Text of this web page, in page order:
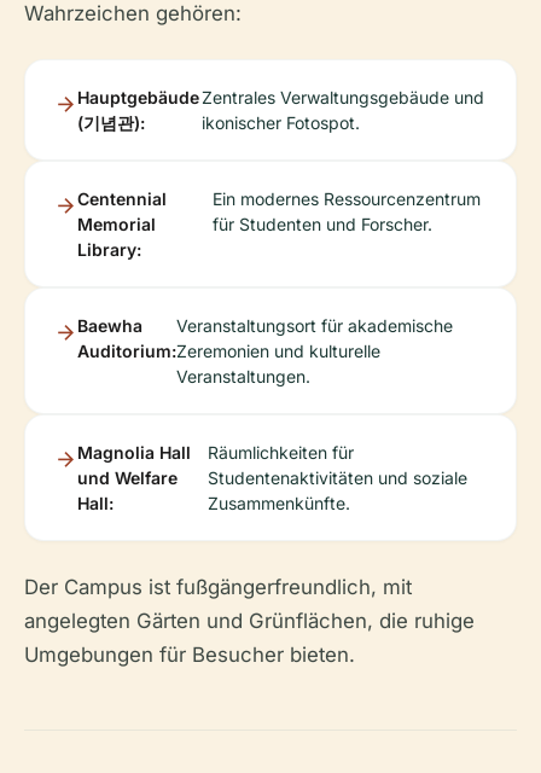
Wahrzeichen gehören:
Hauptgebäude
(기념관):
Zentrales Verwaltungsgebäude und
ikonischer Fotospot.
Centennial
Memorial
Library:
Ein modernes Ressourcenzentrum
für Studenten und Forscher.
Baewha
Auditorium:
Veranstaltungsort für akademische
Zeremonien und kulturelle
Veranstaltungen.
Magnolia Hall
und Welfare
Hall:
Räumlichkeiten für
Studentenaktivitäten und soziale
Zusammenkünfte.
Der Campus ist fußgängerfreundlich, mit
angelegten Gärten und Grünflächen, die ruhige
Umgebungen für Besucher bieten.